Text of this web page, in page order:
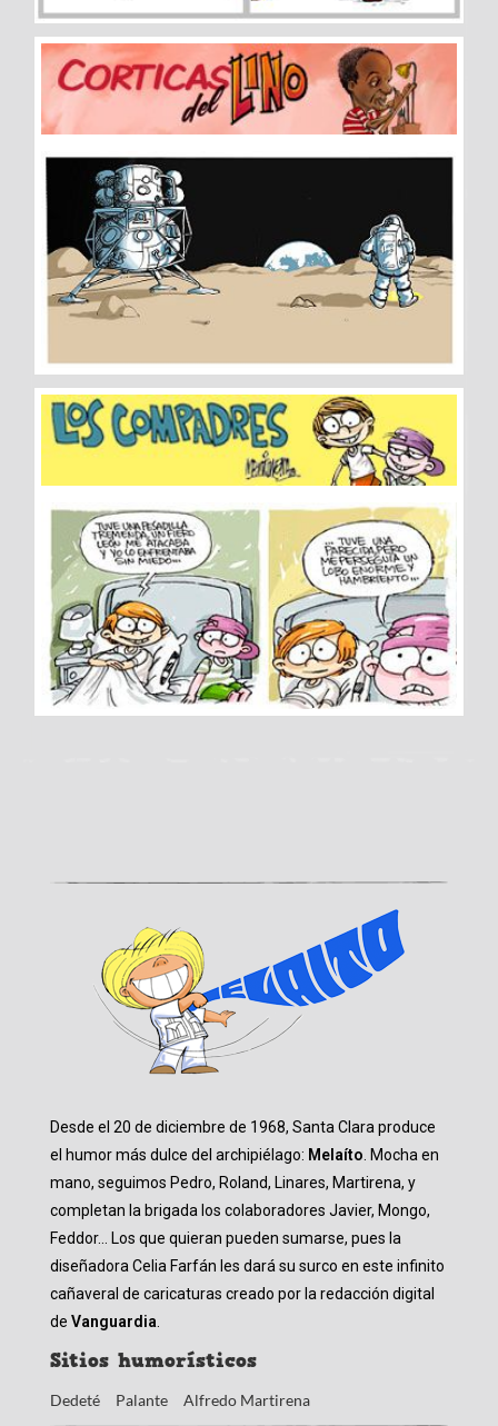
Desde el 20 de diciembre de 1968, Santa Clara produce
el humor más dulce del archipiélago: Melaíto. Mocha en
mano, seguimos Pedro, Roland, Linares, Martirena, y
completan la brigada los colaboradores Javier, Mongo,
Feddor… Los que quieran pueden sumarse, pues la
diseñadora Celia Farfán les dará su surco en este infinito
cañaveral de caricaturas creado por la redacción digital
de Vanguardia.
Sitios humorísticos
Dedeté Palante Alfredo Martirena